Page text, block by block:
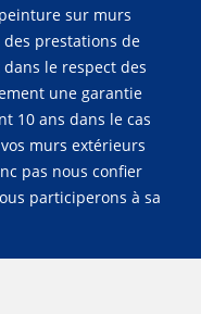
sur murs
prestations de
le respect des
une garantie
10 ans dans le cas
murs extérieurs
pas nous confier
participerons à sa